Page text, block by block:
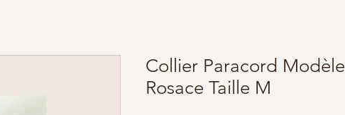
Collier Paracord Modèle
Rosace Taille M